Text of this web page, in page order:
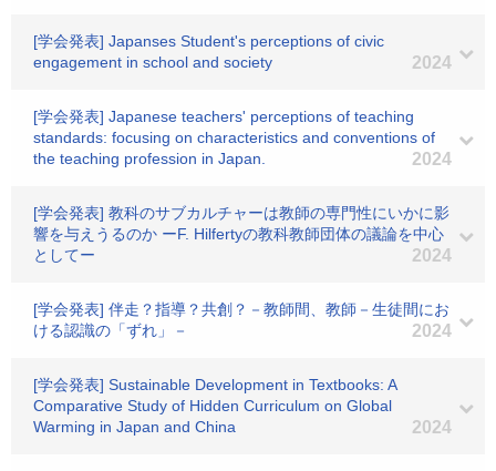
[学会発表] Japanses Student's perceptions of civic
engagement in school and society
2024
[学会発表] Japanese teachers' perceptions of teaching
standards: focusing on characteristics and conventions of
the teaching profession in Japan.
2024
[学会発表] 教科のサブカルチャーは教師の専門性にいかに影
響を与えうるのか ーF. Hilfertyの教科教師団体の議論を中心
としてー
2024
[学会発表] 伴走？指導？共創？－教師間、教師－生徒間にお
ける認識の「ずれ」－
2024
[学会発表] Sustainable Development in Textbooks: A
Comparative Study of Hidden Curriculum on Global
Warming in Japan and China
2024